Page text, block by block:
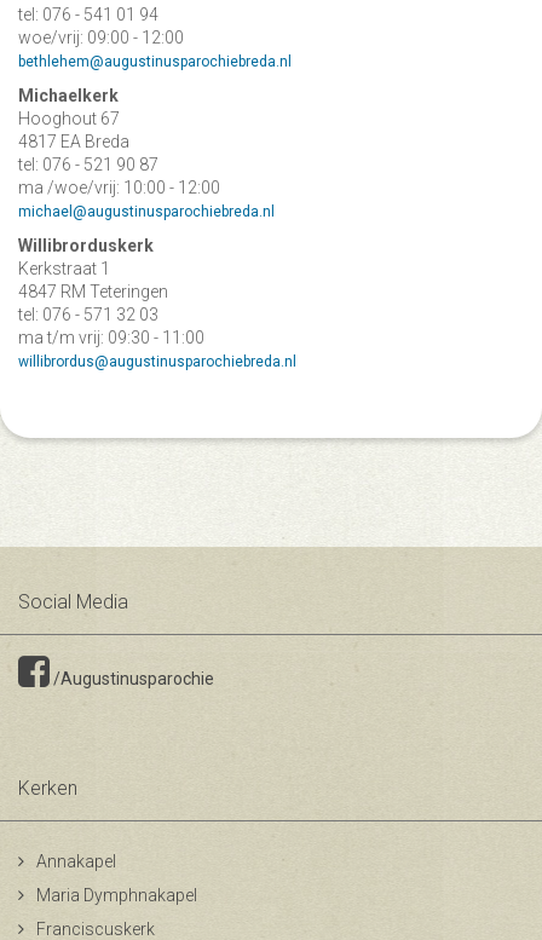
tel: 076 - 541 01 94
woe/vrij: 09:00 - 12:00
bethlehem@augustinusparochiebreda.nl
Michaelkerk
Hooghout 67
4817 EA Breda
tel: 076 - 521 90 87
ma /woe/vrij: 10:00 - 12:00
michael@augustinusparochiebreda.nl
Willibrorduskerk
Kerkstraat 1
4847 RM Teteringen
tel: 076 - 571 32 03
ma t/m vrij: 09:30 - 11:00
willibrordus@augustinusparochiebreda.nl
Social Media
/Augustinusparochie
Kerken
Annakapel
Maria Dymphnakapel
Franciscuskerk